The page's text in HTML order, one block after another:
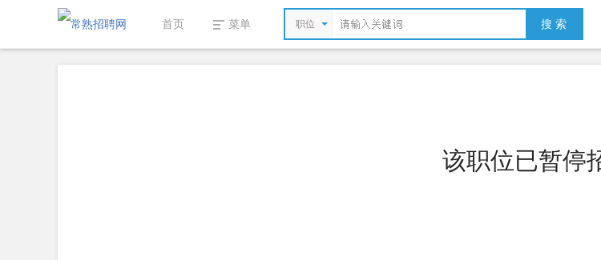
首页 菜单 职位 搜 索
该职位已暂停